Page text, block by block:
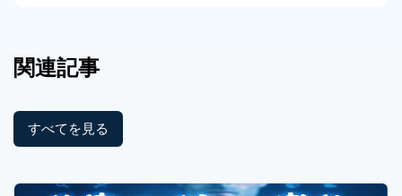
関連記事
すべてを見る